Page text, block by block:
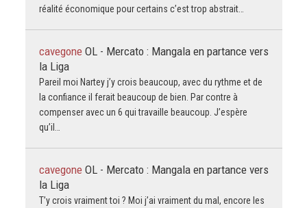
réalité économique pour certains c’est trop abstrait…
cavegone OL - Mercato : Mangala en partance vers
la Liga
Pareil moi Nartey j’y crois beaucoup, avec du rythme et de
la confiance il ferait beaucoup de bien. Par contre à
compenser avec un 6 qui travaille beaucoup. J’espère
qu’il…
cavegone OL - Mercato : Mangala en partance vers
la Liga
T’y crois vraiment toi ? Moi j’ai vraiment du mal, encore les